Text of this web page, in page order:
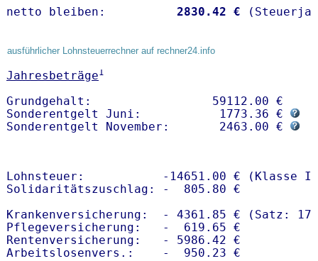
netto bleiben: 2830.42 €
ausführlicher Lohnsteuerrechner auf rechner24.info
Jahresbeträge1
Grundgehalt:                 59112.00 €
Sonderentgelt Juni:           1773.36 €
Sonderentgelt November:       2463.00 €
Lohnsteuer:           -14651.00 € (Klasse I)
Solidaritätszuschlag: -  805.80 €
Krankenversicherung:  - 4361.85 € (Satz:
Pflegeversicherung:   -  619.65 €
Rentenversicherung:   - 5986.42 €
Arbeitslosenvers.:    -  950.23 €